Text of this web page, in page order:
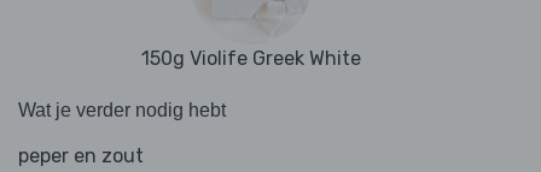
150g Violife Greek White
Wat je verder nodig hebt
peper en zout